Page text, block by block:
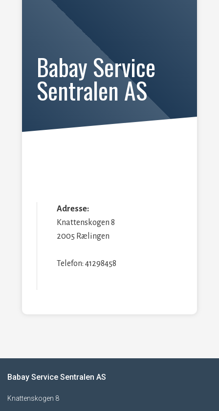
Babay Service
Sentralen AS
Adresse:
Knattenskogen 8
2005 Rælingen
Telefon: 41298458
Babay Service Sentralen AS
Knattenskogen 8